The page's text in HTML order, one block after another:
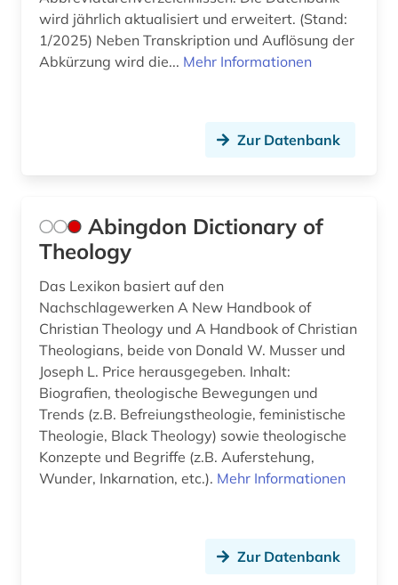
bildarchiv (3)
bilddatenbank (3)
bonhoeffer, dietrich | evangelischer theologe;
book e (1)
bosnien-herzegowina (2)
botanik (1)
brauchtum (2)
bremische evangelische kirche (1)
brief (4)
wird jährlich aktualisiert und erweitert. (Stand:
1/2025) Neben Transkription und Auflösung der
Abkürzung wird die... Mehr Informationen
Zur Datenbank
Abingdon Dictionary of
Theology
Das Lexikon basiert auf den
Nachschlagewerken A New Handbook of
Christian Theology und A Handbook of Christian
Theologians, beide von Donald W. Musser und
Joseph L. Price herausgegeben. Inhalt:
Biografien, theologische Bewegungen und
Trends (z.B. Befreiungstheologie, feministische
Theologie, Black Theology) sowie theologische
Konzepte und Begriffe (z.B. Auferstehung,
Wunder, Inkarnation, etc.). Mehr Informationen
Zur Datenbank